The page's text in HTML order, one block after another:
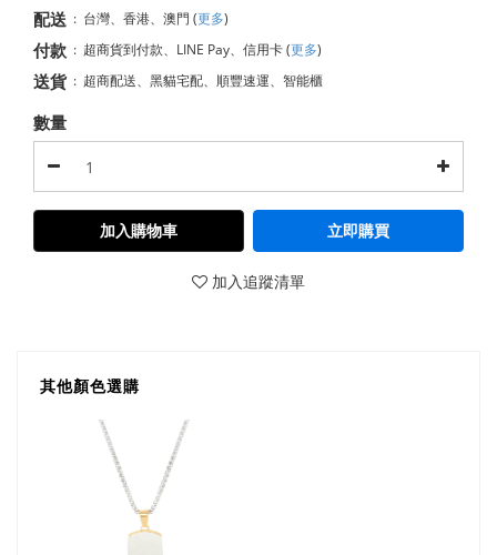
配送 : 台灣、香港、澳門 (更多)
付款 : 超商貨到付款、LINE Pay、信用卡(更多)
送貨 : 超商配送、黑貓宅配、順豐速運、智能櫃
數量
加入購物車 立即購買
加入追蹤清單
其他顏色選購